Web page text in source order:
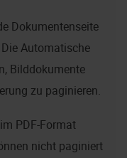
Dokumentenseite
Automatische
Bilddokumente
zu paginieren.
PDF-Format
nicht paginiert